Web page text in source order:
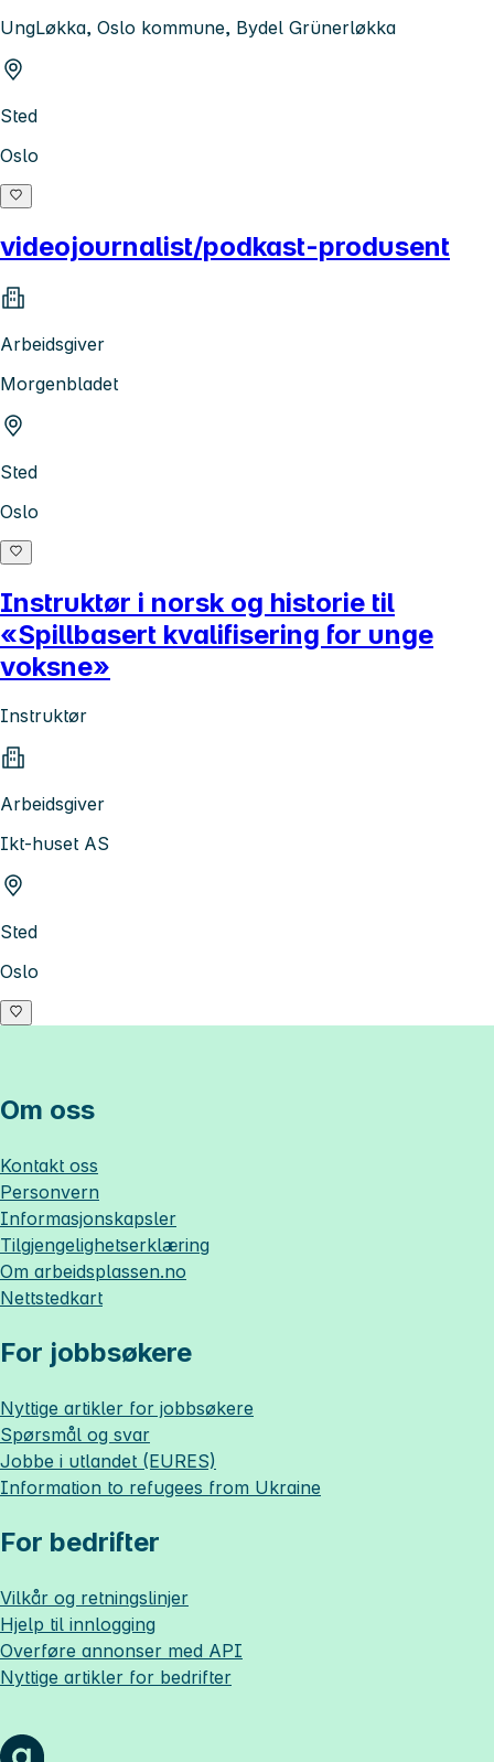
UngLøkka, Oslo kommune, Bydel Grünerløkka
Sted
Oslo
videojournalist/podkast-produsent
Arbeidsgiver
Morgenbladet
Sted
Oslo
Instruktør i norsk og historie til
«Spillbasert kvalifisering for unge
voksne»
Instruktør
Arbeidsgiver
Ikt-huset AS
Sted
Oslo
Om oss
Kontakt oss
Personvern
Informasjonskapsler
Tilgjengelighetserklæring
Om arbeidsplassen.no
Nettstedkart
For jobbsøkere
Nyttige artikler for jobbsøkere
Spørsmål og svar
Jobbe i utlandet (EURES)
Information to refugees from Ukraine
For bedrifter
Vilkår og retningslinjer
Hjelp til innlogging
Overføre annonser med API
Nyttige artikler for bedrifter